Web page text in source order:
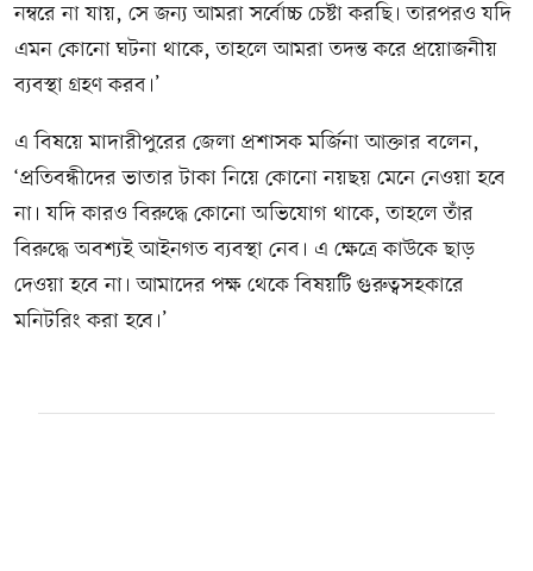
নম্বরে না যায়, সে জন্য আমরা সর্বোচ্চ চেষ্টা করছি। তারপরও যদি
এমন কোনো ঘটনা থাকে, তাহলে আমরা তদন্ত করে প্রয়োজনীয়
ব্যবস্থা গ্রহণ করব।’
এ বিষয়ে মাদারীপুরের জেলা প্রশাসক মর্জিনা আক্তার বলেন,
‘প্রতিবন্ধীদের ভাতার টাকা নিয়ে কোনো নয়ছয় মেনে নেওয়া হবে
না। যদি কারও বিরুদ্ধে কোনো অভিযোগ থাকে, তাহলে তাঁর
বিরুদ্ধে অবশ্যই আইনগত ব্যবস্থা নেব। এ ক্ষেত্রে কাউকে ছাড়
দেওয়া হবে না। আমাদের পক্ষ থেকে বিষয়টি গুরুত্বসহকারে
মনিটরিং করা হবে।’